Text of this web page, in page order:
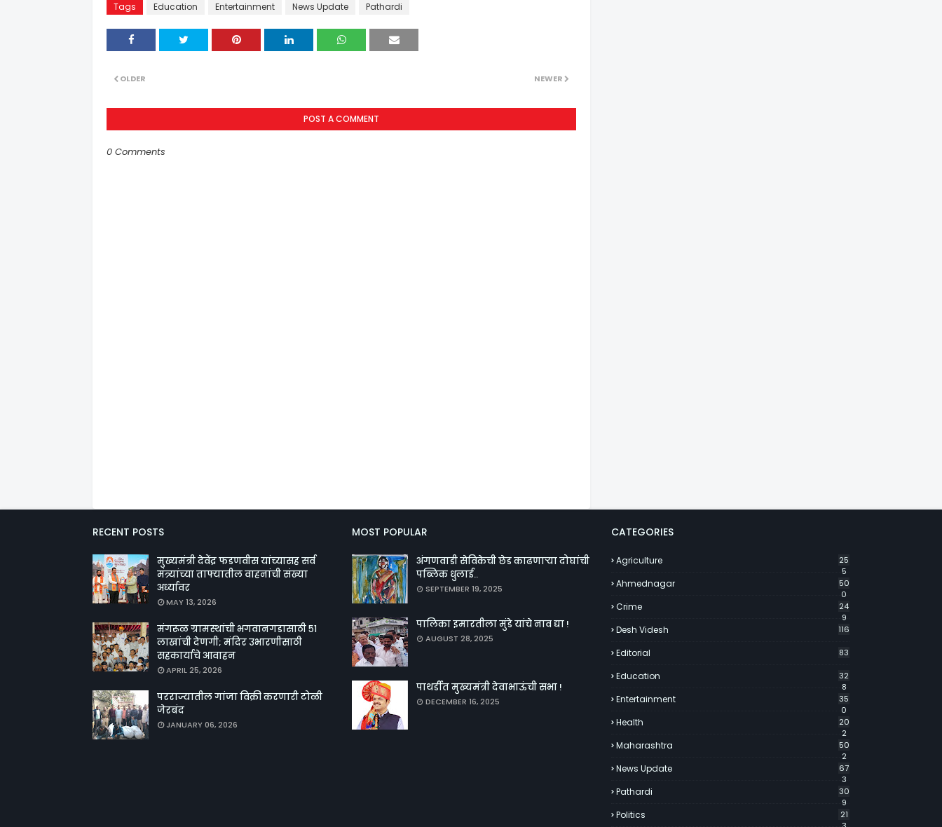
Tags Education Entertainment News Update Pathardi
NEWER
OLDER
POST A COMMENT
0 Comments
RECENT POSTS
मुख्यमंत्री देवेंद्र फडणवीस यांच्यासह सर्व
मंत्र्यांच्या ताफ्यातील वाहनांची संख्या
अर्ध्यावर
MAY 13, 2026
मंगरूळ ग्रामस्थांची भगवानगडासाठी ५१
लाखांची देणगी; मंदिर उभारणीसाठी
सहकार्याचे आवाहन
APRIL 25, 2026
परराज्यातील गांजा विक्री करणारी टोळी
जेरबंद
JANUARY 06, 2026
MOST POPULAR
अंगणवाडी सेविकेची छेड काढणाऱ्या दोघांची
पब्लिक धुलाई..
SEPTEMBER 19, 2025
पालिका इमारतीला मुंडे यांचे नाव द्या !
AUGUST 28, 2025
पाथर्डीत मुख्यमंत्री देवाभाऊंची सभा !
DECEMBER 16, 2025
CATEGORIES
Agriculture
25
5
Ahmednagar
50
0
Crime
24
9
Desh Videsh 116
Editorial 83
Education
32
8
Entertainment
35
0
Health
20
2
Maharashtra
50
2
News Update
67
3
Pathardi
30
9
Politics
21